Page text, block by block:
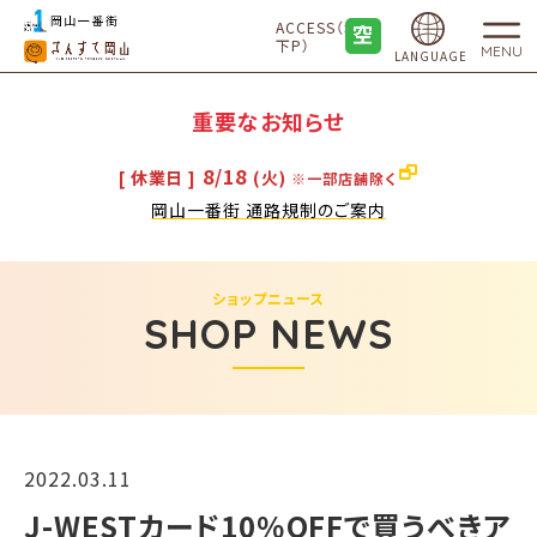
ACCESS（地
下P）
LANGUAGE MENU
重要なお知らせ
[ 休業日 ] 8/18 (火) ※一部店舗除く
岡山一番街 通路規制のご案内
SHOP NEWS
ショップニュース
2022.03.11
J-WESTカード10％OFFで買うべきア